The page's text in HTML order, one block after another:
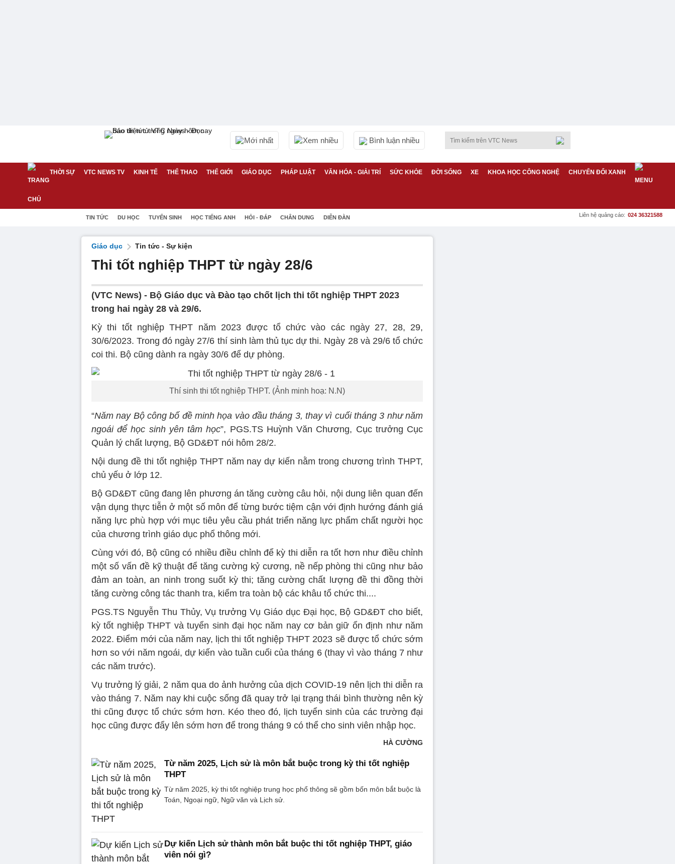
Mới nhất Xem nhiều Bình luận nhiều
THỜI SỰ VTC NEWS TV KINH TẾ THỂ THAO THẾ GIỚI GIÁO DỤC PHÁP LUẬT VĂN HÓA - GIẢI TRÍ SỨC KHỎE ĐỜI SỐNG XE KHOA HỌC CÔNG NGHỆ CHUYỂN ĐỔI XANH
TIN TỨC DU HỌC TUYỂN SINH HỌC TIẾNG ANH HỎI - ĐÁP CHÂN DUNG DIỄN ĐÀN Liên hệ quảng cáo: 024 36321588
Giáo dục Tin tức - Sự kiện
Thi tốt nghiệp THPT từ ngày 28/6
(VTC News) - Bộ Giáo dục và Đào tạo chốt lịch thi tốt nghiệp THPT 2023
trong hai ngày 28 và 29/6.
Kỳ thi tốt nghiệp THPT năm 2023 được tổ chức vào các ngày 27, 28, 29,
30/6/2023. Trong đó ngày 27/6 thí sinh làm thủ tục dự thi. Ngày 28 và 29/6 tổ chức
coi thi. Bộ cũng dành ra ngày 30/6 để dự phòng.
Thí sinh thi tốt nghiệp THPT. (Ảnh minh hoạ: N.N)
“Năm nay Bộ công bố đề minh họa vào đầu tháng 3, thay vì cuối tháng 3 như năm
ngoái để học sinh yên tâm học”, PGS.TS Huỳnh Văn Chương, Cục trưởng Cục
Quản lý chất lượng, Bộ GD&ĐT nói hôm 28/2.
Nội dung đề thi tốt nghiệp THPT năm nay dự kiến nằm trong chương trình THPT,
chủ yếu ở lớp 12.
Bộ GD&ĐT cũng đang lên phương án tăng cường câu hỏi, nội dung liên quan đến
vận dụng thực tiễn ở một số môn để từng bước tiệm cận với định hướng đánh giá
năng lực phù hợp với mục tiêu yêu cầu phát triển năng lực phẩm chất người học
của chương trình giáo dục phổ thông mới.
Cùng với đó, Bộ cũng có nhiều điều chỉnh để kỳ thi diễn ra tốt hơn như điều chỉnh
một số vấn đề kỹ thuật để tăng cường kỷ cương, nề nếp phòng thi cũng như bảo
đảm an toàn, an ninh trong suốt kỳ thi; tăng cường chất lượng đề thi đồng thời
tăng cường công tác thanh tra, kiểm tra toàn bộ các khâu tổ chức thi....
PGS.TS Nguyễn Thu Thủy, Vụ trưởng Vụ Giáo dục Đại học, Bộ GD&ĐT cho biết,
kỳ tốt nghiệp THPT và tuyển sinh đại học năm nay cơ bản giữ ổn định như năm
2022. Điểm mới của năm nay, lịch thi tốt nghiệp THPT 2023 sẽ được tổ chức sớm
hơn so với năm ngoái, dự kiến vào tuần cuối của tháng 6 (thay vì vào tháng 7 như
các năm trước).
Vụ trưởng lý giải, 2 năm qua do ảnh hưởng của dịch COVID-19 nên lịch thi diễn ra
vào tháng 7. Năm nay khi cuộc sống đã quay trở lại trạng thái bình thường nên kỳ
thi cũng được tổ chức sớm hơn. Kéo theo đó, lịch tuyển sinh của các trường đại
học cũng được đẩy lên sớm hơn để trong tháng 9 có thể cho sinh viên nhập học.
HÀ CƯỜNG
Từ năm 2025, Lịch sử là môn bắt buộc trong kỳ thi tốt nghiệp
THPT
Từ năm 2025, kỳ thi tốt nghiệp trung học phổ thông sẽ gồm bốn môn bắt buộc là
Toán, Ngoại ngữ, Ngữ văn và Lịch sử.
Dự kiến Lịch sử thành môn bắt buộc thi tốt nghiệp THPT, giáo
viên nói gì?